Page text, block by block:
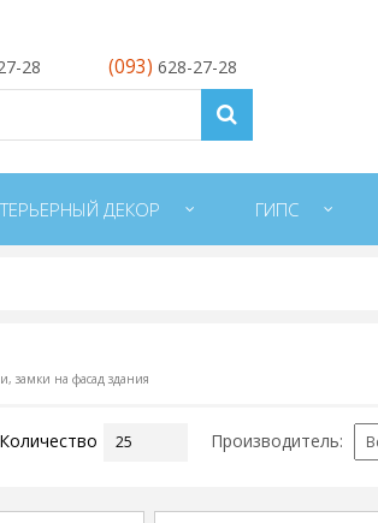
28 (093) 628-27-28
ДЕКОР ГИПС
замки на фасад здания
Количество Производитель: